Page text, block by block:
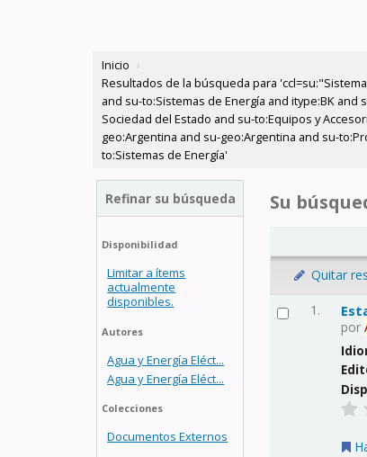
Inicio ›
Resultados de la búsqueda para
and su-to:Sistemas de Energía and itype:BK and
Sociedad del Estado and su-to:Equipos y
geo:Argentina and su-geo:Argentina and su-
to:Sistemas de Energía'
Refinar su búsqueda
Disponibilidad
Limitar a ítems
actualmente
disponibles.
Autores
Agua y Energía Eléct...
Agua y Energía Eléct...
Colecciones
Documentos Externos
Su
Quitar
1.
por